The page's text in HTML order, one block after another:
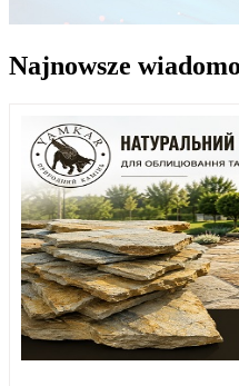
Najnowsze